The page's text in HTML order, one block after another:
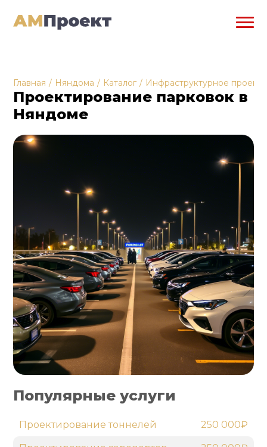
Главная / Няндома / Каталог / Инфраструктурное
Проектирование парковок в
Няндоме
Популярные услуги
Проектирование тоннелей 250 000₽